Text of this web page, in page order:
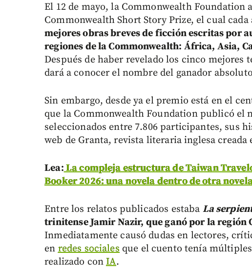
El 12 de mayo, la Commonwealth Foundation
Commonwealth Short Story Prize, el cual cada
mejores obras breves de ficción escritas por
regiones de la Commonwealth: África, Asia,
Después de haber revelado los cinco
dará a conocer el nombre del ganador
Sin embargo, desde ya el premio está en el
que la Commonwealth Foundation publicó el
seleccionados entre 7.806 participantes, sus
web de Granta, revista literaria inglesa creada
Lea:La compleja estructura de Taiwan
Booker 2026: una novela dentro de otra
Entre los relatos publicados estaba La
trinitense Jamir Nazir, que ganó por la región
Inmediatamente causó dudas en lectores,
enredes socialesque el cuento tenía
realizado conIA.